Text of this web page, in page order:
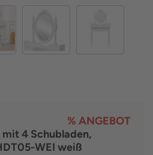
% ANGEBOT
4 Schubladen,
WEI weiß